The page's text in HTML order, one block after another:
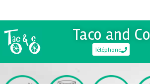
Taco and Co
Téléphone